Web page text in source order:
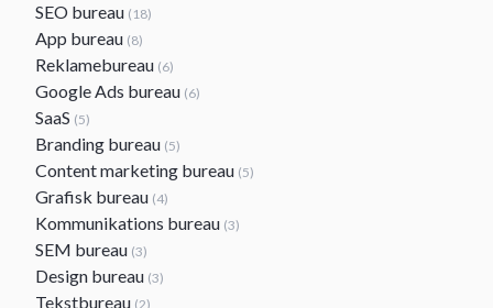
SEO bureau (18)
App bureau (8)
Reklamebureau (6)
Google Ads bureau (6)
SaaS (5)
Branding bureau (5)
Content marketing bureau (5)
Grafisk bureau (4)
Kommunikations bureau (3)
SEM bureau (3)
Design bureau (3)
Tekstbureau (2)